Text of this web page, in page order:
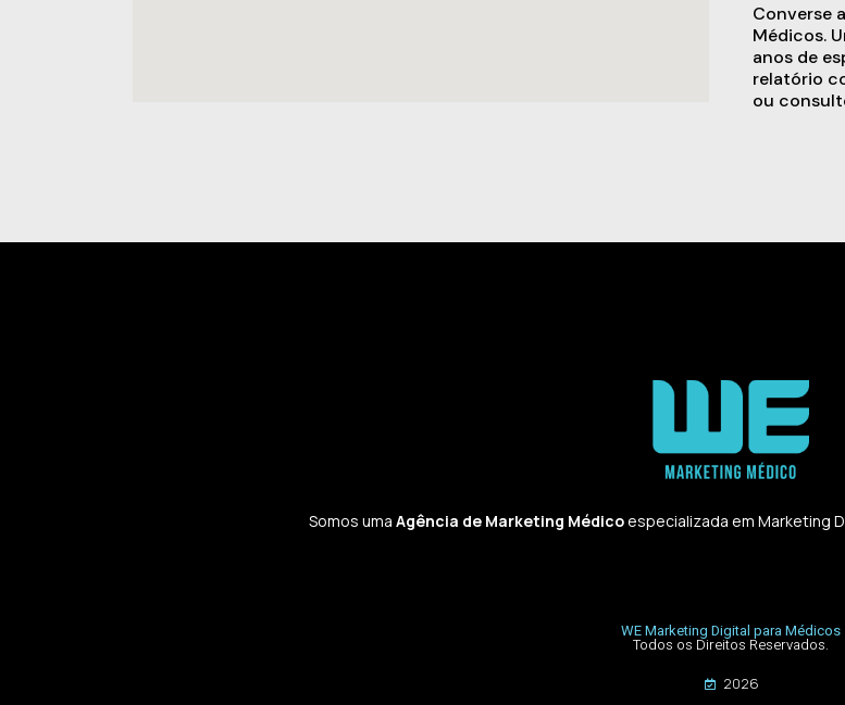
Converse
Médicos.
anos de
relatório
ou
Somos uma Agência de Marketing Médicoespecializada em Marketing
WE Marketing Digital para Médicos
Todos os Direitos Reservados.
2026